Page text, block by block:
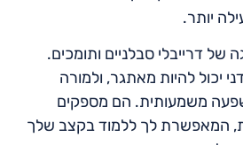
יותר.
של דרייבלי סבלניים ותומכים.
יכול להיות מאתגר, ולמורה
משמעותית. הם מספקים
המאפשרת לך ללמוד בקצב שלך